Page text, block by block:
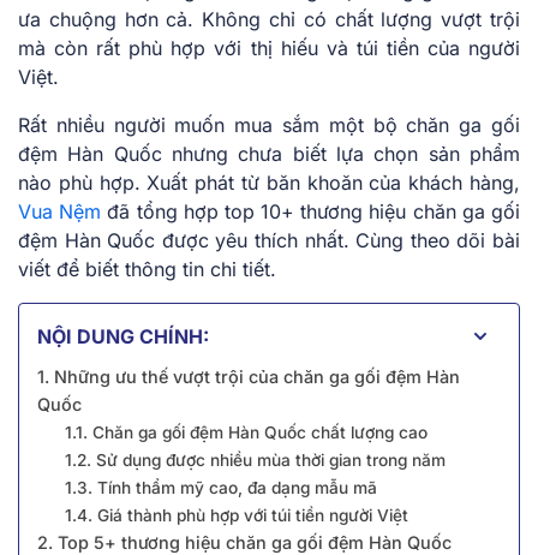
ưa chuộng hơn cả. Không chỉ có chất lượng vượt trội
mà còn rất phù hợp với thị hiếu và túi tiền của người
Việt.
Rất nhiều người muốn mua sắm một bộ chăn ga gối
đệm Hàn Quốc nhưng chưa biết lựa chọn sản phẩm
nào phù hợp. Xuất phát từ băn khoăn của khách hàng,
Vua Nệm đã tổng hợp top 10+ thương hiệu chăn ga gối
đệm Hàn Quốc được yêu thích nhất. Cùng theo dõi bài
viết để biết thông tin chi tiết.
NỘI DUNG CHÍNH:
1. Những ưu thế vượt trội của chăn ga gối đệm Hàn
Quốc
1.1. Chăn ga gối đệm Hàn Quốc chất lượng cao
1.2. Sử dụng được nhiều mùa thời gian trong năm
1.3. Tính thẩm mỹ cao, đa dạng mẫu mã
1.4. Giá thành phù hợp với túi tiền người Việt
2. Top 5+ thương hiệu chăn ga gối đệm Hàn Quốc